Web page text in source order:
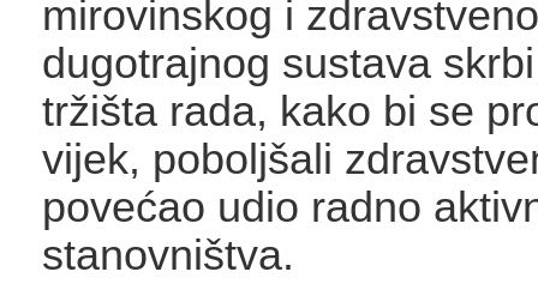
mirovinskog i
dugotrajnog sustava
tržišta rada, kako bi se
vijek, poboljšali
povećao udio radno
stanovništva.